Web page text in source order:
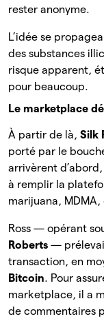
rester anonyme.
L’idée se
des substances
risque apparent,
pour beaucoup.
Le marketplace
À partir de là, Silk
porté par le
arrivèrent
à remplir la
marijuana,
Ross — opérant
Roberts —
transaction, en
Bitcoin. Pour
marketplace, il a
de commentaires